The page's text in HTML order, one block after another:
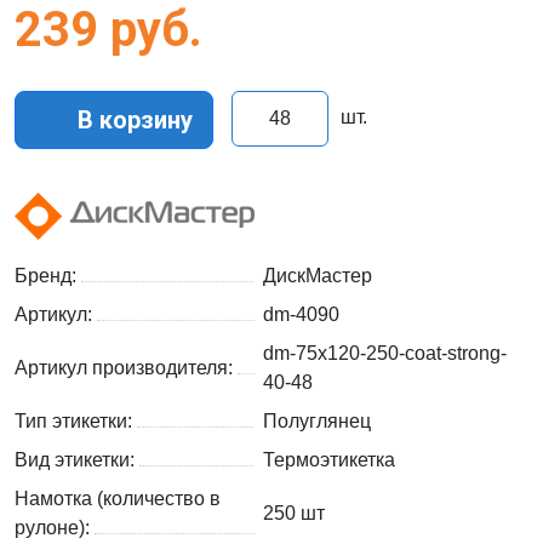
239 руб.
В корзину шт.
Бренд:
ДискМастер
Артикул:
dm-4090
Артикул производителя:
dm-75x120-250-coat-strong-
40-48
Тип этикетки:
Полуглянец
Вид этикетки:
Термоэтикетка
Намотка (количество в
рулоне):
250 шт